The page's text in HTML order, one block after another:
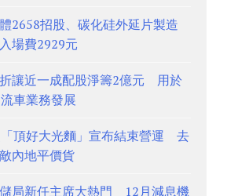
2658招股、碳化硅外延片製造
場費2929元
讓近一成配股淨籌2億元 用於
車業務發展
頂好大光麵」宣布結束營運 去
內地平價貨
局新任主席大熱門 12月減息機